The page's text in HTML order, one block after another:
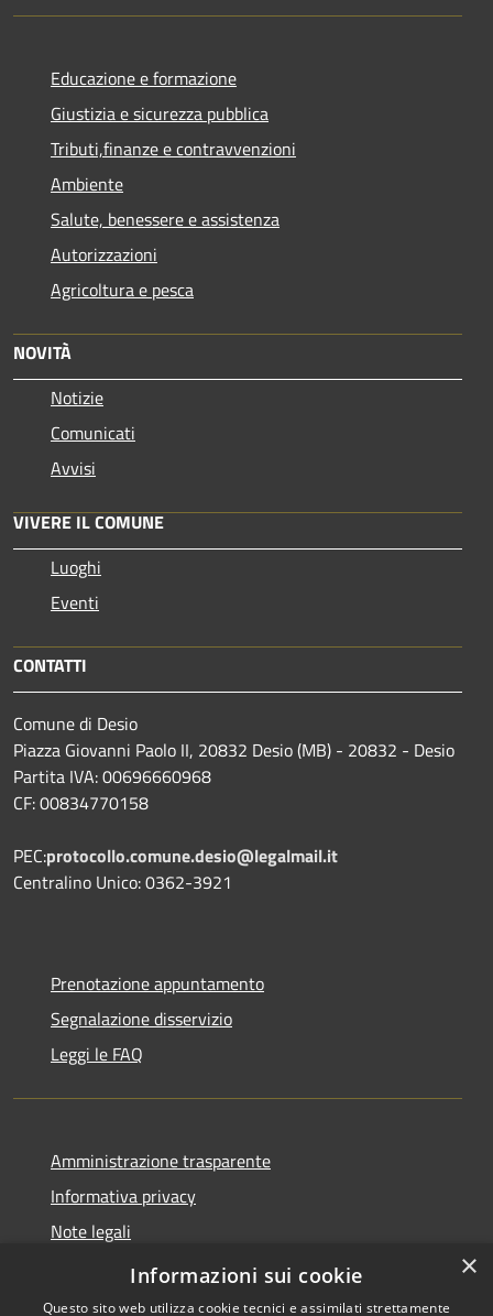
Educazione e formazione
Giustizia e sicurezza pubblica
Tributi,finanze e contravvenzioni
Ambiente
Salute, benessere e assistenza
Autorizzazioni
Agricoltura e pesca
NOVITÀ
Notizie
Comunicati
Avvisi
VIVERE IL COMUNE
Luoghi
Eventi
CONTATTI
Comune di Desio
Piazza Giovanni Paolo II, 20832 Desio (MB) - 20832 - Desio
Partita IVA: 00696660968
CF: 00834770158
PEC:protocollo.comune.desio@legalmail.it
Centralino Unico: 0362-3921
Prenotazione appuntamento
Segnalazione disservizio
Leggi le FAQ
Amministrazione trasparente
Informativa privacy
Note legali
Dichiarazione di accessibilità
×
Informazioni sui cookie
Questo sito web utilizza cookie tecnici e assimilati strettamente